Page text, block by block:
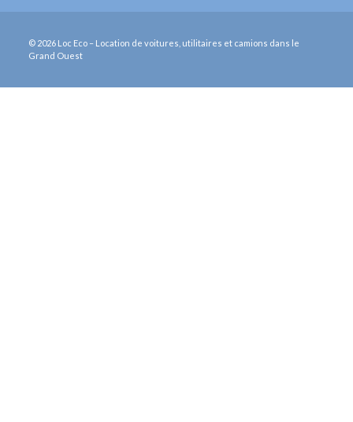
© 2026 Loc Eco – Location de voitures, utilitaires et camions dans le
Grand Ouest